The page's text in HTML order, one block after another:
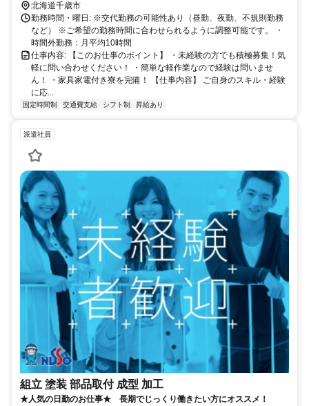
北海道千歳市
勤務時間・曜日: ※交代勤務の可能性あり（昼勤、夜勤、不規則勤務
など） ※ご希望の勤務時間に合わせられるように調整可能です。 ・
時間外勤務：月平均10時間
仕事内容: 【このお仕事のポイント】 ・未経験の方でも積極募集！気
軽に問い合わせください！ ・簡単な軽作業なので経験は問いませ
ん！ ・家具家電付き寮を完備！ 【仕事内容】 ご自身のスキル・経験
に応...
固定時間制 交通費支給 シフト制 昇給あり
派遣社員
組立 塗装 部品取付 成型 加工
★人気の日勤のお仕事★ 長期でじっくり働きたい方にオススメ！